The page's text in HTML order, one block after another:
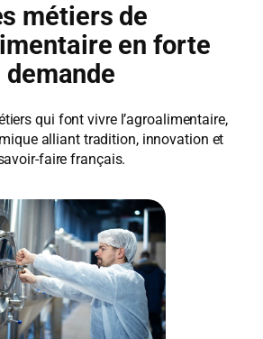
métiers de
en forte
demande
qui font vivre l’agroalimentaire,
alliant tradition, innovation et
faire français.